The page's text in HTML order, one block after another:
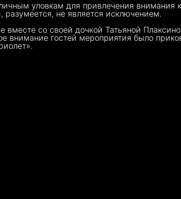
уловкам для привлечения внимания
не является исключением.
со своей дочкой Татьяной
внимание гостей мероприятия было